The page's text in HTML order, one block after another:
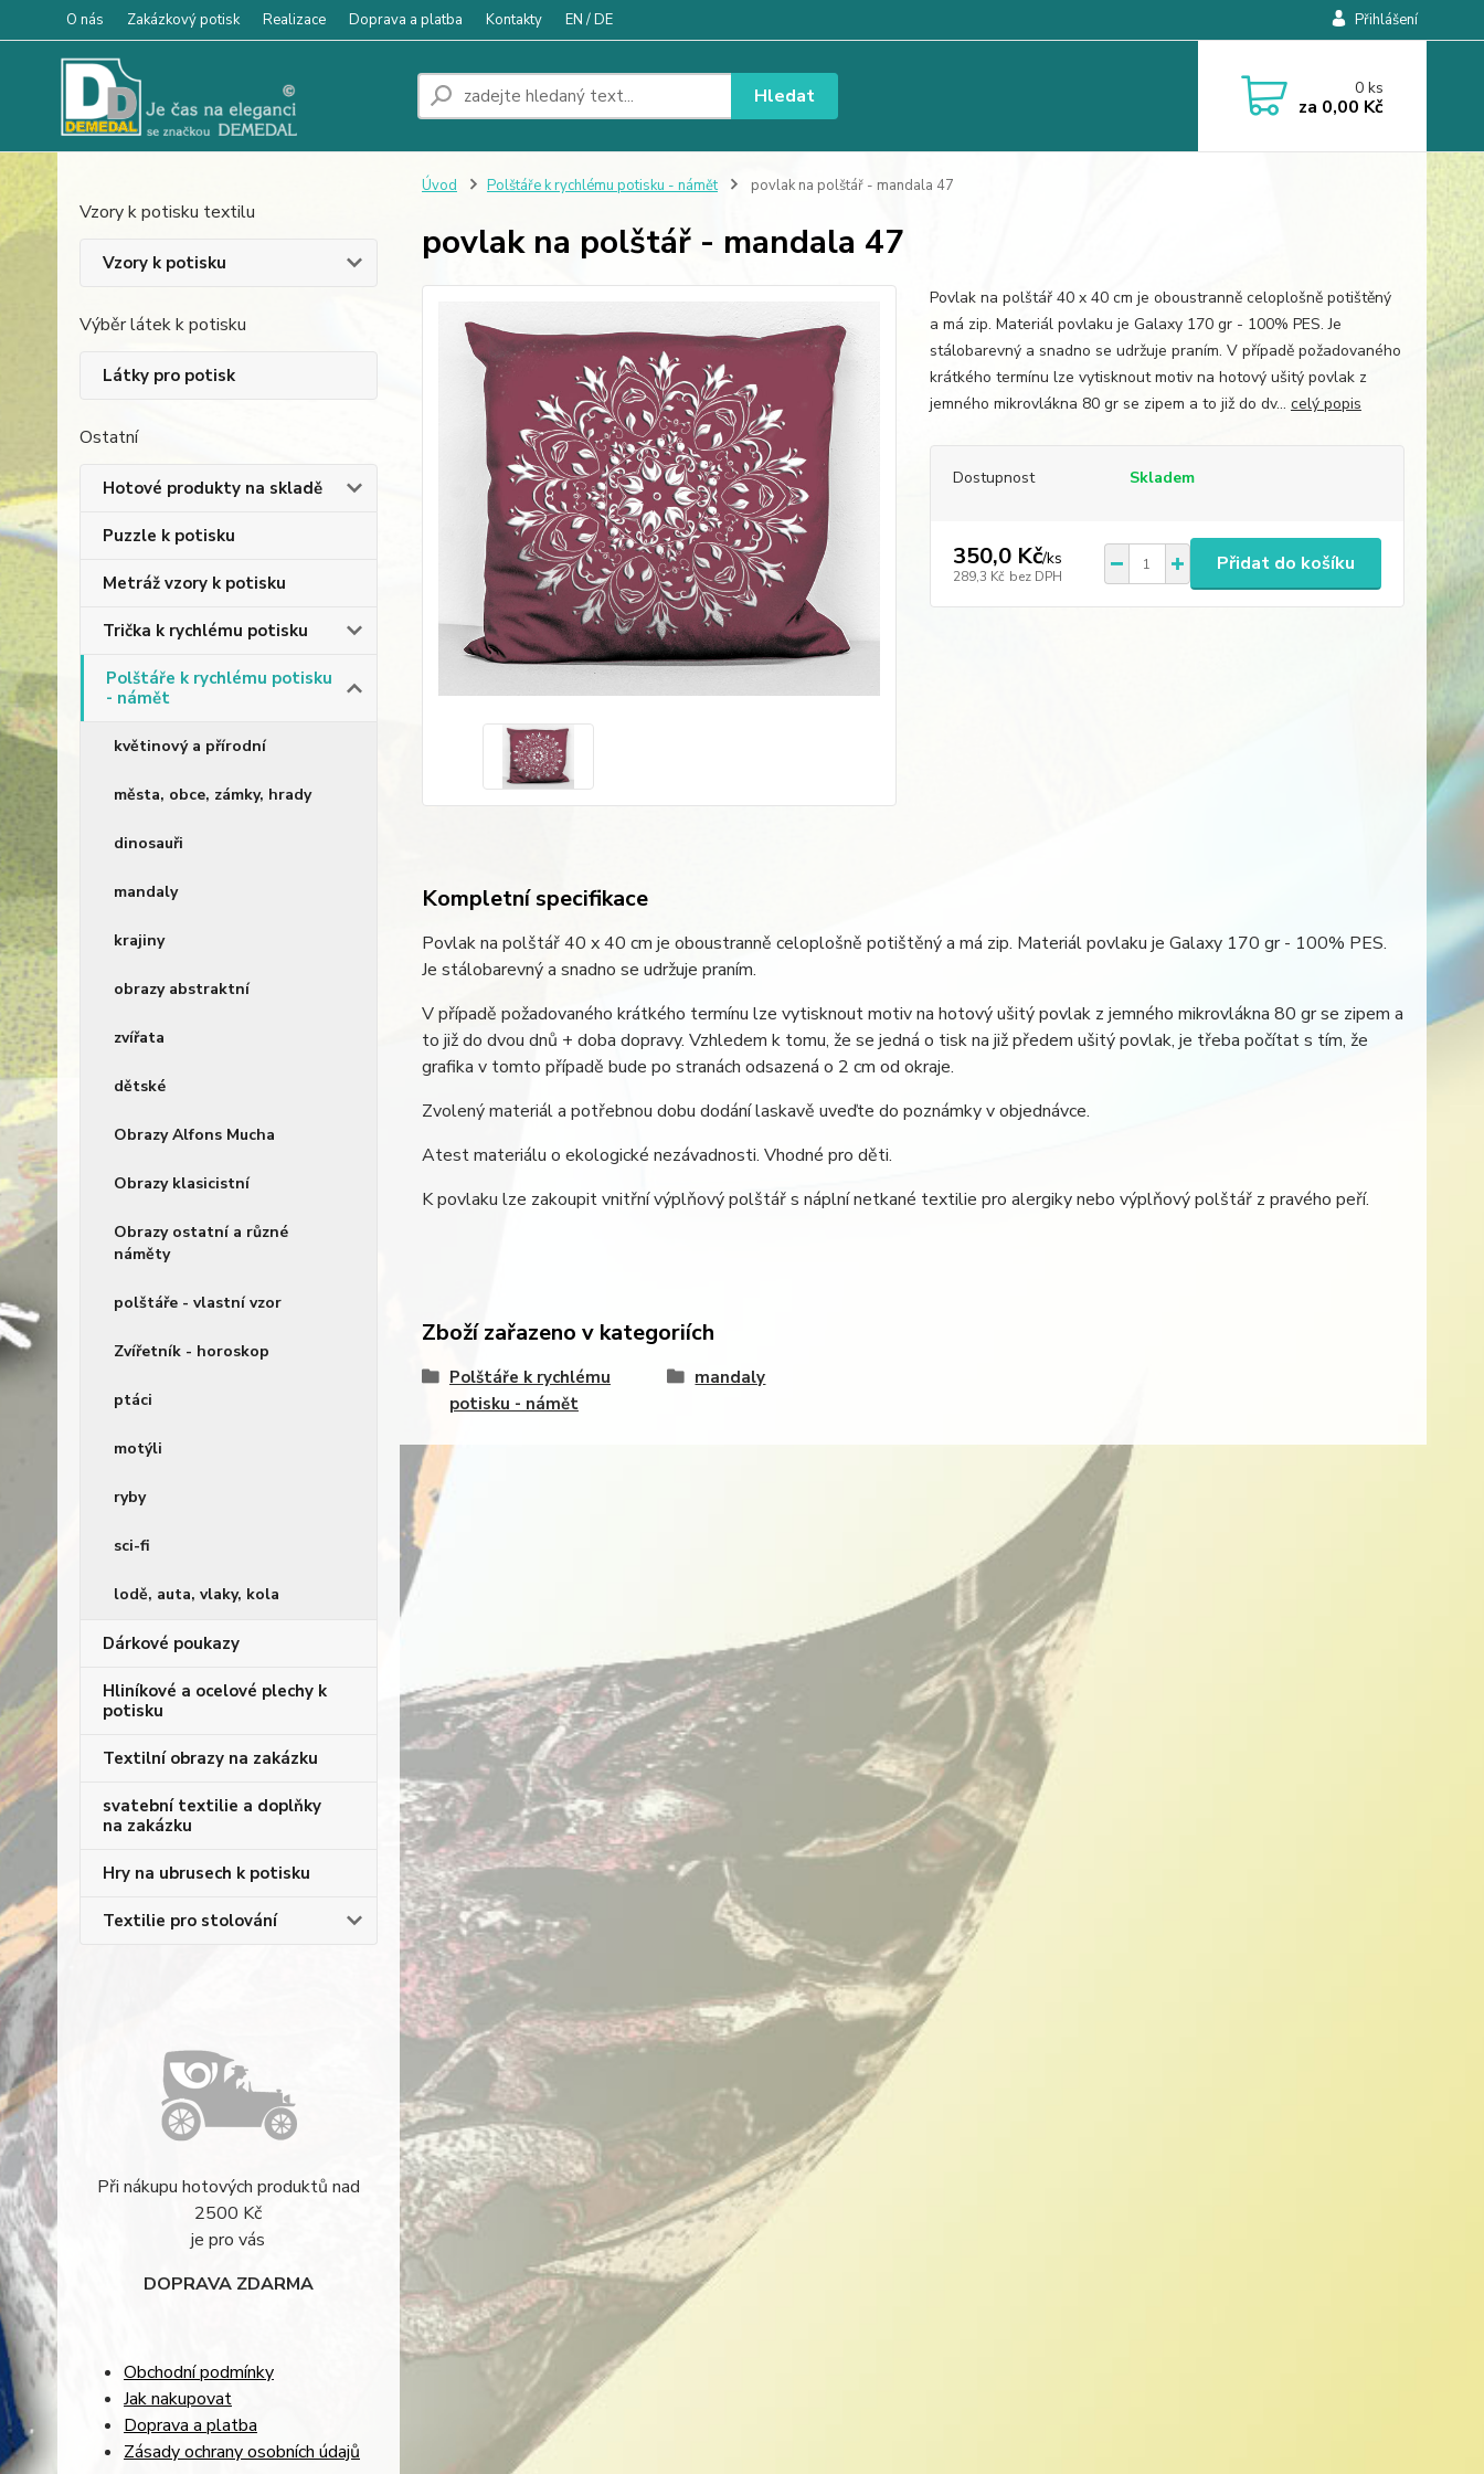
O nás Zakázkový potisk Realizace Doprava a platba Kontakty EN / DE Přihlášení
Hledat 0ks
za 0,00 Kč
Vzory k potisku textilu
Vzory k potisku
Výběr látek k potisku
Látky pro potisk
Ostatní
Hotové produkty na skladě
Puzzle k potisku
Metráž vzory k potisku
Trička k rychlému potisku
Polštáře k rychlému potisku
- námět
květinový a přírodní
města, obce, zámky, hrady
dinosauři
mandaly
krajiny
obrazy abstraktní
zvířata
dětské
Obrazy Alfons Mucha
Obrazy klasicistní
Obrazy ostatní a různé
náměty
polštáře - vlastní vzor
Zvířetník - horoskop
ptáci
motýli
ryby
sci-fi
lodě, auta, vlaky, kola
Dárkové poukazy
Hliníkové a ocelové plechy k
potisku
Textilní obrazy na zakázku
svatební textilie a doplňky
na zakázku
Hry na ubrusech k potisku
Textilie pro stolování
Při nákupu hotových produktů nad
2500 Kč
je pro vás
DOPRAVA ZDARMA
Obchodní podmínky
Jak nakupovat
Doprava a platba
Zásady ochrany osobních údajů
Úvod Polštáře k rychlému potisku - námět povlak na polštář - mandala 47
povlak na polštář - mandala 47
Povlak na polštář 40 x 40 cm je oboustranně celoplošně potištěný
a má zip. Materiál povlaku je Galaxy 170 gr - 100% PES. Je
stálobarevný a snadno se udržuje praním. V případě požadovaného
krátkého termínu lze vytisknout motiv na hotový ušitý povlak z
jemného mikrovlákna 80 gr se zipem a to již do dv... celý popis
Dostupnost Skladem
350,0 Kč/ks
289,3 Kč bez DPH
Přidat do košíku
Kompletní specifikace
Povlak na polštář 40 x 40 cm je oboustranně celoplošně potištěný a má zip. Materiál povlaku je Galaxy 170 gr - 100% PES.
Je stálobarevný a snadno se udržuje praním.
V případě požadovaného krátkého termínu lze vytisknout motiv na hotový ušitý povlak z jemného mikrovlákna 80 gr se zipem a
to již do dvou dnů + doba dopravy. Vzhledem k tomu, že se jedná o tisk na již předem ušitý povlak, je třeba počítat s tím, že
grafika v tomto případě bude po stranách odsazená o 2 cm od okraje.
Zvolený materiál a potřebnou dobu dodání laskavě uveďte do poznámky v objednávce.
Atest materiálu o ekologické nezávadnosti. Vhodné pro děti.
K povlaku lze zakoupit vnitřní výplňový polštář s náplní netkané textilie pro alergiky nebo výplňový polštář z pravého peří.
Zboží zařazeno v kategoriích
Polštáře k rychlému
potisku - námět
mandaly